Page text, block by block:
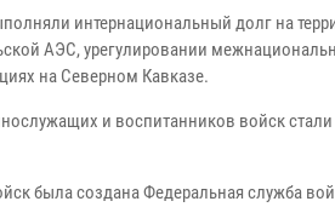
интернациональный долг на
АЭС, урегулировании
на Северном Кавказе.
и воспитанников войск
была создана Федеральная служба